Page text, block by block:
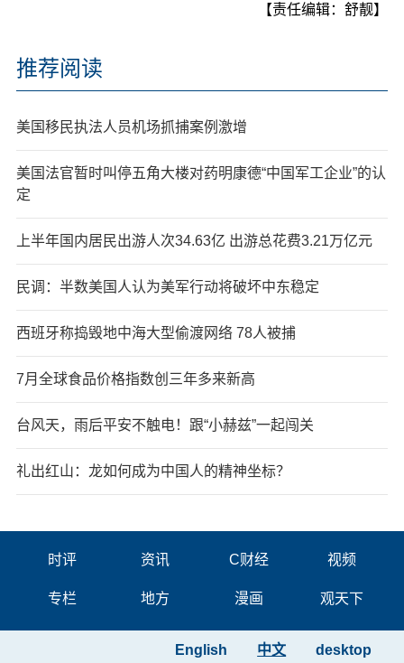
【责任编辑：舒靓】
推荐阅读
美国移民执法人员机场抓捕案例激增
美国法官暂时叫停五角大楼对药明康德“中国军工企业”的认
定
上半年国内居民出游人次34.63亿 出游总花费3.21万亿元
民调：半数美国人认为美军行动将破坏中东稳定
西班牙称捣毁地中海大型偷渡网络 78人被捕
7月全球食品价格指数创三年多来新高
台风天，雨后平安不触电！跟“小赫兹”一起闯关
礼出红山：龙如何成为中国人的精神坐标？
时评 资讯 C财经 视频
专栏 地方 漫画 观天下
desktop
中文
English